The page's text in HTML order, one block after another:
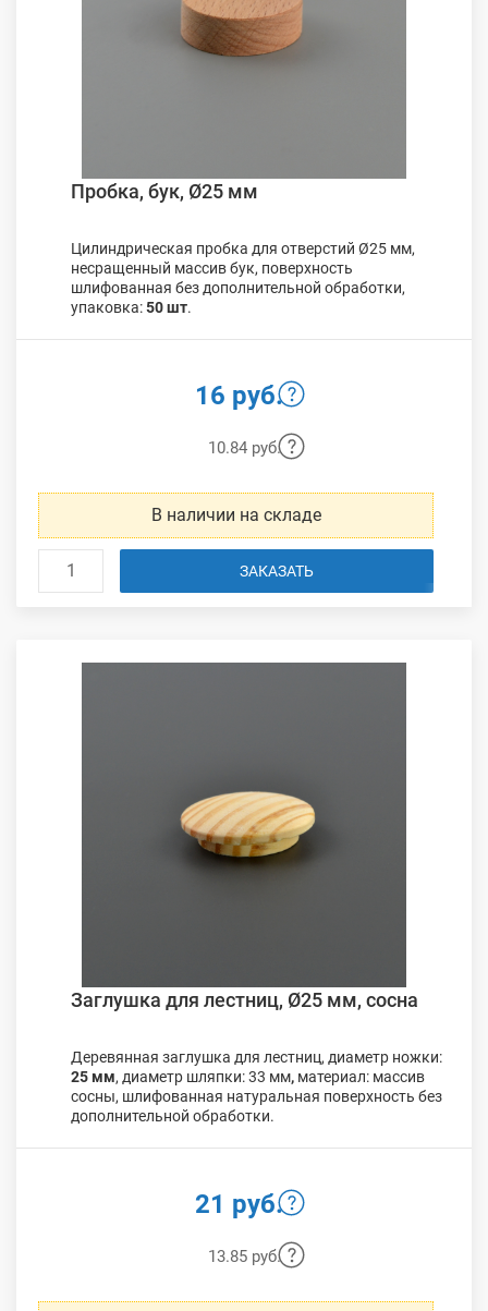
Пробка, бук, Ø25 мм
Цилиндрическая пробка для отверстий Ø25 мм,
несращенный массив бук, поверхность
шлифованная без дополнительной обработки,
упаковка:50 шт.
16 руб.
10.84 руб.
В наличии на складе
ЗАКАЗАТЬ
Заглушка для лестниц, Ø25 мм, сосна
Деревянная заглушка для лестниц, диаметр ножки:
25 мм, диаметр шляпки: 33 мм, материал: массив
сосны, шлифованная натуральная поверхность без
дополнительной обработки.
21 руб.
13.85 руб.